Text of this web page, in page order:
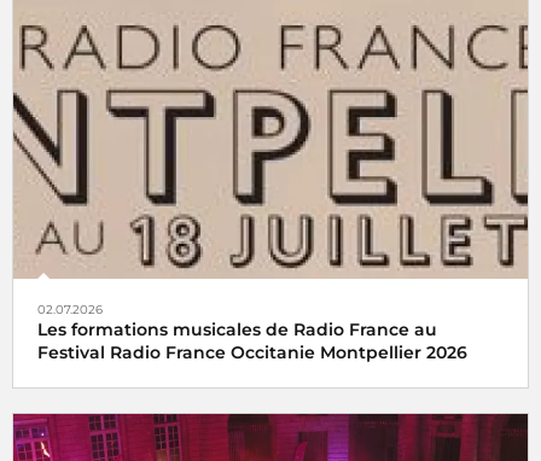
02.07.2026
Les formations musicales de Radio France au
Festival Radio France Occitanie Montpellier 2026